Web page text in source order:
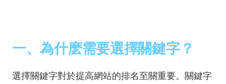
一、為什麽需要選擇關鍵字？
選擇關鍵字對於提高網站的排名至關重要。關鍵字